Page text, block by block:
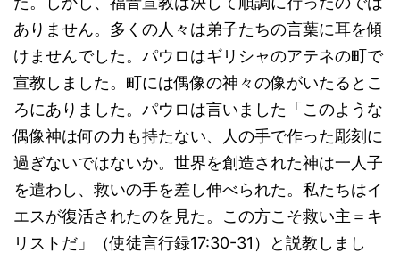
ありません。多くの人々は弟子たちの言葉に耳を傾
けませんでした。パウロはギリシャのアテネの町で
宣教しました。町には偶像の神々の像がいたるとこ
ろにありました。パウロは言いました「このような
偶像神は何の力も持たない、人の手で作った彫刻に
過ぎないではないか。世界を創造された神は一人子
を遣わし、救いの手を差し伸べられた。私たちはイ
エスが復活されたのを見た。この方こそ救い主＝キ
リストだ」（使徒言行録17:30-31）と説教しまし